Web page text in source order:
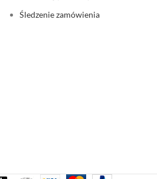
Śledzenie zamówienia